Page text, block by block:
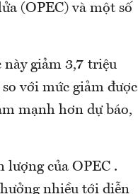
(OPEC) và một số
này giảm 3,7 triệu
với mức giảm được
mạnh hơn dự báo,
của OPEC .
nhiều tới diễn